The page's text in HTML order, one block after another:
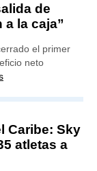
de
la caja”
el primer
neto
Caribe: Sky
atletas a